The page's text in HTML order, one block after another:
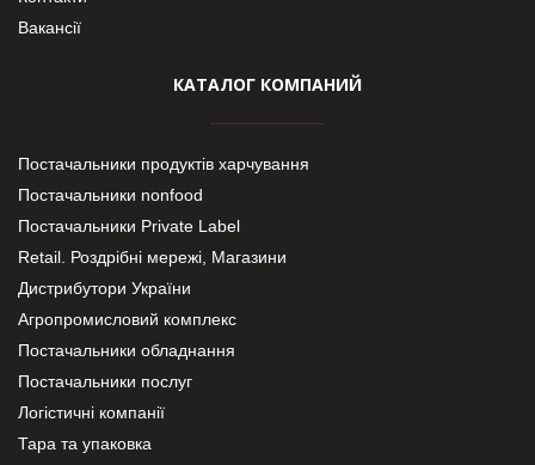
Вакансії
КАТАЛОГ КОМПАНИЙ
Постачальники продуктів харчування
Постачальники nonfood
Постачальники Private Label
Retail. Роздрібні мережі, Магазини
Дистрибутори України
Агропромисловий комплекс
Постачальники обладнання
Постачальники послуг
Логістичні компанії
Тара та упаковка